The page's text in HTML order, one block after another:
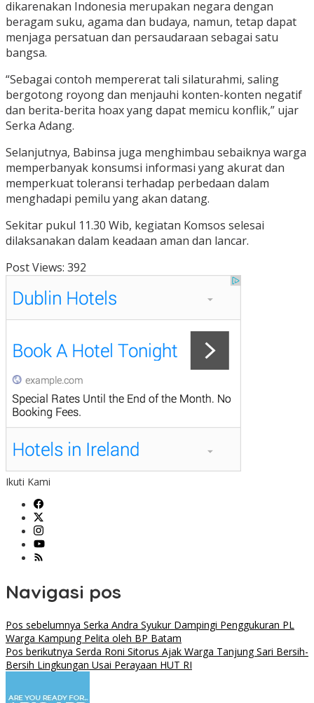
dikarenakan Indonesia merupakan negara dengan
beragam suku, agama dan budaya, namun, tetap dapat
menjaga persatuan dan persaudaraan sebagai satu
bangsa.
“Sebagai contoh mempererat tali silaturahmi, saling
bergotong royong dan menjauhi konten-konten negatif
dan berita-berita hoax yang dapat memicu konflik,” ujar
Serka Adang.
Selanjutnya, Babinsa juga menghimbau sebaiknya warga
memperbanyak konsumsi informasi yang akurat dan
memperkuat toleransi terhadap perbedaan dalam
menghadapi pemilu yang akan datang.
Sekitar pukul 11.30 Wib, kegiatan Komsos selesai
dilaksanakan dalam keadaan aman dan lancar.
Post Views: 392
Ikuti Kami
Navigasi pos
Pos sebelumnya Serka Andra Syukur Dampingi Penggukuran PL
Warga Kampung Pelita oleh BP Batam
Pos berikutnya Serda Roni Sitorus Ajak Warga Tanjung Sari Bersih-
Bersih Lingkungan Usai Perayaan HUT RI